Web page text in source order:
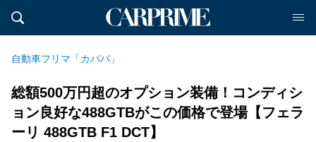
自動車フリマ「カババ」
総額500万円超のオプション装備！コンディシ
ョン良好な488GTBがこの価格で登場【フェラ
ーリ 488GTB F1 DCT】